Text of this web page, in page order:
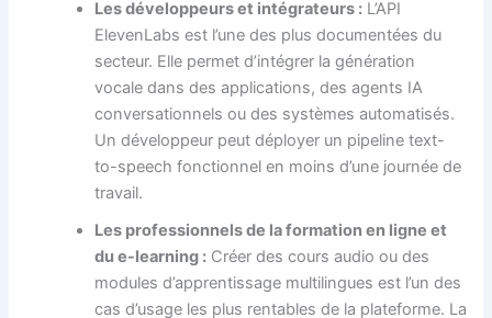
Les développeurs et intégrateurs : L’API
ElevenLabs est l’une des plus documentées du
secteur. Elle permet d’intégrer la génération
vocale dans des applications, des agents IA
conversationnels ou des systèmes automatisés.
Un développeur peut déployer un pipeline text-
to-speech fonctionnel en moins d’une journée de
travail.
Les professionnels de la formation en ligne et
du e-learning : Créer des cours audio ou des
modules d’apprentissage multilingues est l’un des
cas d’usage les plus rentables de la plateforme. La